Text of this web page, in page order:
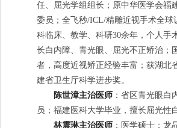
任、屈光学组组长；原中华医学会福
委员；全飞秒/ICL/精雕近视手术全球
科临床、教学、科研30余年，个人手
长白内障、青光眼、屈光不正矫治；
者，高度近视矫正经验丰富；获湖北
建省卫生厅科学进步奖。
陈世漳主治医师 ：省区青光眼白
员；福建医科大学毕业，擅长屈光性
林震琳主治医师 ：医学硕士；龙